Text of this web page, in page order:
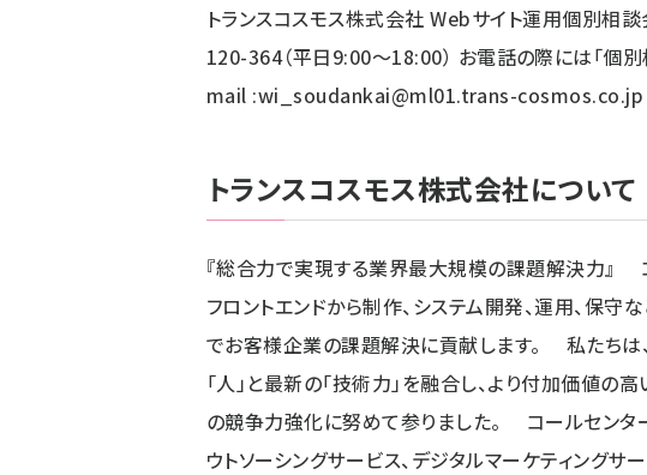
トランスコスモス株式会社 Webサイト運用個別相
120-364（平日9:00～18:00） お電話の際には「個別
mail :wi_soudankai@ml01.trans-cosmos.co.jp
トランスコスモス株式会社について
『総合力で実現する業界最大規模の課題解決力』
フロントエンドから制作、システム開発、運用、保守
でお客様企業の課題解決に貢献します。 私たちは
「人」と最新の「技術力」を融合し、より付加価値の
の競争力強化に努めて参りました。 コールセンタ
ウトソーシングサービス、デジタルマーケティングサ